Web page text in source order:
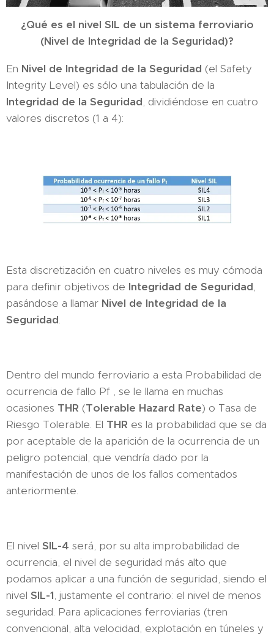
¿Qué es el nivel SIL de un sistema ferroviario
(Nivel de Integridad de la Seguridad)?
En Nivel de Integridad de la Seguridad (el Safety
Integrity Level) es sólo una tabulación de la
Integridad de la Seguridad, dividiéndose en cuatro
valores discretos (1 a 4):
Esta discretización en cuatro niveles es muy cómoda
para definir objetivos de Integridad de Seguridad,
pasándose a llamar Nivel de Integridad de la
Seguridad.
Dentro del mundo ferroviario a esta Probabilidad de
ocurrencia de fallo Pf , se le llama en muchas
ocasiones THR (Tolerable Hazard Rate) o Tasa de
Riesgo Tolerable. El THR es la probabilidad que se da
por aceptable de la aparición de la ocurrencia de un
peligro potencial, que vendría dado por la
manifestación de unos de los fallos comentados
anteriormente.
El nivel SIL-4 será, por su alta improbabilidad de
ocurrencia, el nivel de seguridad más alto que
podamos aplicar a una función de seguridad, siendo el
nivel SIL-1, justamente el contrario: el nivel de menos
seguridad. Para aplicaciones ferroviarias (tren
convencional, alta velocidad, explotación en túneles y